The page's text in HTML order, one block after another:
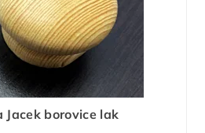
borovice lak